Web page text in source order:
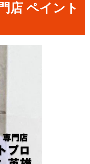
店 ペイント